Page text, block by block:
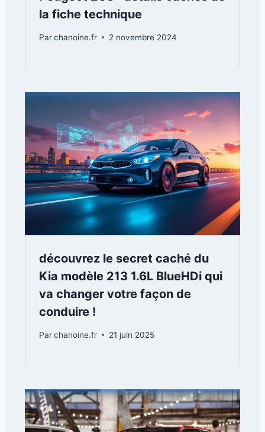
la fiche technique
Parchanoine.fr 2 novembre 2024
découvrez le secret caché du
Kia modèle 213 1.6L BlueHDi qui
va changer votre façon de
conduire !
Parchanoine.fr 21 juin 2025